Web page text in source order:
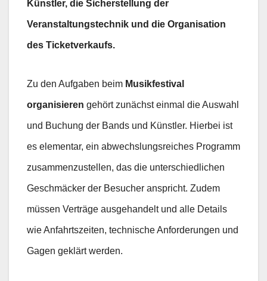
Künstler, die Sicherstellung der
Veranstaltungstechnik und die Organisation
des Ticketverkaufs.
Zu den Aufgaben beim Musikfestival
organisieren gehört zunächst einmal die Auswahl
und Buchung der Bands und Künstler. Hierbei ist
es elementar, ein abwechslungsreiches Programm
zusammenzustellen, das die unterschiedlichen
Geschmäcker der Besucher anspricht. Zudem
müssen Verträge ausgehandelt und alle Details
wie Anfahrtszeiten, technische Anforderungen und
Gagen geklärt werden.